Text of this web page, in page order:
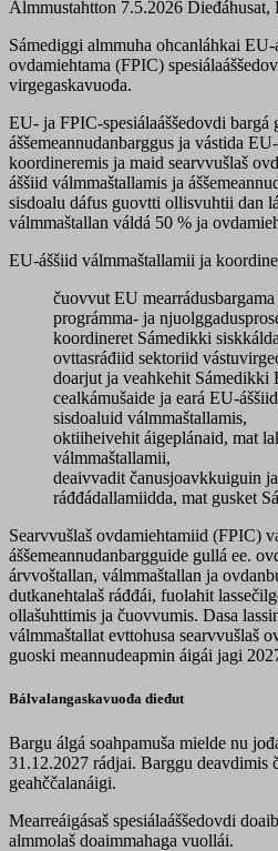
Almmustahtton 7.5.2026 Dieđáhusat,
Sámediggi almmuha ohcanláhkai EU-
ovdamiehtama (FPIC)
virgegaskavuođa.
EU- ja FPIC-spesiálaáššedovdi bargá
áššemeannudanbarggus ja vástida
koordineremis ja maid searvvušlaš
áššiid válmmaštallamis ja
sisdoalu dáfus guovtti ollisvuhtii dan
válmmaštallan váldá 50 % ja
EU-áššiid válmmaštallamii ja
čuovvut EU
prográmma- ja
koordineret Sámedikki
ovttasráđiid sektoriid
doarjut ja veahkehit Sámedikki
cealkámušaide ja eará EU-
sisdoaluid válmmaštallamis,
oktiiheivehit áigeplánaid, mat
válmmaštallamii,
deaivvadit čanusjoavkkuiguin
ráđđádallamiidda, mat gusket
Searvvušlaš ovdamiehtamiid (FPIC)
áššemeannudanbargguide gullá ee.
árvvoštallan, válmmaštallan ja
dutkanehtalaš ráđđái, fuolahit
ollašuhttimis ja čuovvumis. Dasa
válmmaštallat evttohusa searvvušlaš
guoski meannudeapmin áigái jagi
Bálvalangaskavuođa dieđut
Bargu álgá soahpamuša mielde nu
31.12.2027 rádjai. Barggu
geahččalanáigi.
Mearreáigásaš spesiálaáššedovdi
almmolaš doaimmahaga vuollái.